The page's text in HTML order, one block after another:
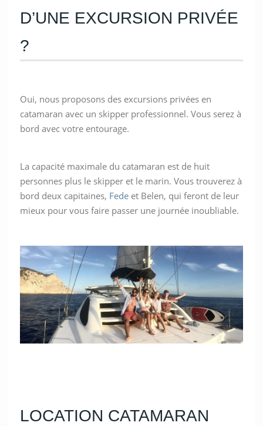
D’UNE EXCURSION PRIVÉE
?
Oui, nous proposons des excursions privées en
catamaran avec un skipper professionnel. Vous serez à
bord avec votre entourage.
La capacité maximale du catamaran est de huit
personnes plus le skipper et le marin. Vous trouverez à
bord deux capitaines, Fede et Belen, qui feront de leur
mieux pour vous faire passer une journée inoubliable.
LOCATION CATAMARAN